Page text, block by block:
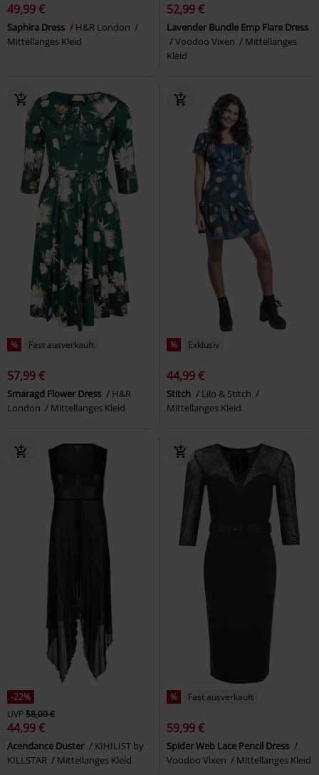
49,99 €
Saphira Dress
H&R London
Mittellanges Kleid
52,99 €
Lavender Bundle Emp Flare Dress
Voodoo Vixen
Mittellanges
Kleid
% Fast ausverkauft
57,99 €
Smaragd Flower Dress
H&R
London
Mittellanges Kleid
% Exklusiv
44,99 €
Stitch
Lilo & Stitch
Mittellanges Kleid
-22%
UVP58,00 €
44,99 €
Acendance Duster
KIHILIST by
KILLSTAR
Mittellanges Kleid
% Fast ausverkauft
59,99 €
Spider Web Lace Pencil Dress
Voodoo Vixen
Mittellanges Kleid